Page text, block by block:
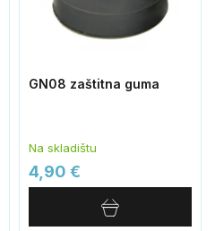
GN08 zaštitna guma
Na skladištu
4,90 €